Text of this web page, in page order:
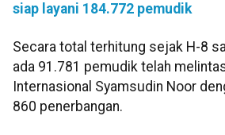
siap layani 184.772 pemudik
Secara total terhitung sejak H-8
ada 91.781 pemudik telah
Internasional Syamsudin Noor
860 penerbangan.